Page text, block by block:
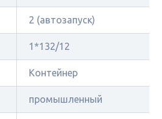
2 (автозапуск)
1*132/12
Контейнер
промышленный